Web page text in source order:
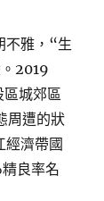
不雅，“生
2019
區城郊區
周遭的狀
經濟帶國
良率名